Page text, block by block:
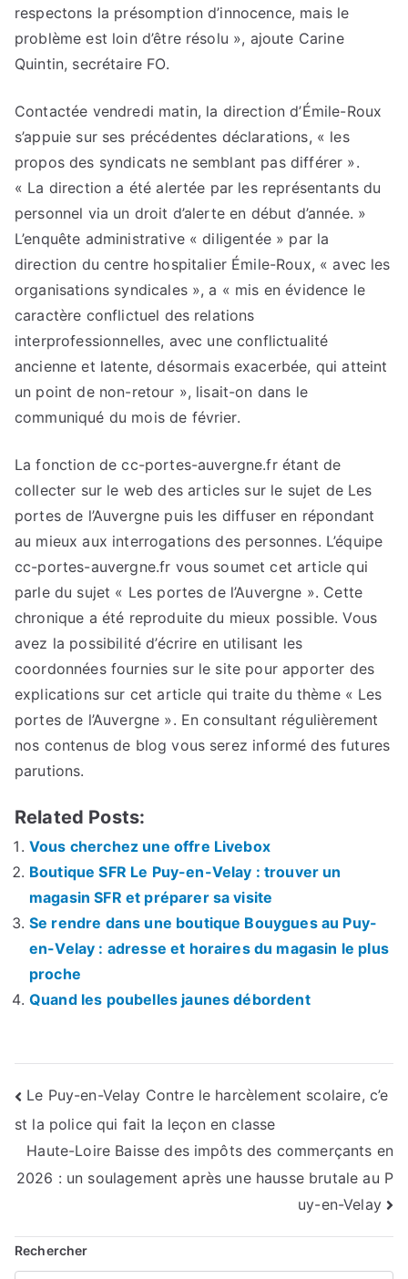
respectons la présomption d’innocence, mais le
problème est loin d’être résolu », ajoute Carine
Quintin, secrétaire FO.
Contactée vendredi matin, la direction d’Émile-Roux
s’appuie sur ses précédentes déclarations, « les
propos des syndicats ne semblant pas différer ».
« La direction a été alertée par les représentants du
personnel via un droit d’alerte en début d’année. »
L’enquête administrative « diligentée » par la
direction du centre hospitalier Émile-Roux, « avec les
organisations syndicales », a « mis en évidence le
caractère conflictuel des relations
interprofessionnelles, avec une conflictualité
ancienne et latente, désormais exacerbée, qui atteint
un point de non-retour », lisait-on dans le
communiqué du mois de février.
La fonction de cc-portes-auvergne.fr étant de
collecter sur le web des articles sur le sujet de Les
portes de l’Auvergne puis les diffuser en répondant
au mieux aux interrogations des personnes. L’équipe
cc-portes-auvergne.fr vous soumet cet article qui
parle du sujet « Les portes de l’Auvergne ». Cette
chronique a été reproduite du mieux possible. Vous
avez la possibilité d’écrire en utilisant les
coordonnées fournies sur le site pour apporter des
explications sur cet article qui traite du thème « Les
portes de l’Auvergne ». En consultant régulièrement
nos contenus de blog vous serez informé des futures
parutions.
Related Posts:
Vous cherchez une offre Livebox
Boutique SFR Le Puy-en-Velay : trouver un
magasin SFR et préparer sa visite
Se rendre dans une boutique Bouygues au Puy-
en-Velay : adresse et horaires du magasin le plus
proche
Quand les poubelles jaunes débordent
Navigation
de
l’article
Le Puy-en-Velay Contre le harcèlement scolaire, c’e
st la police qui fait la leçon en classe
Haute-Loire Baisse des impôts des commerçants en
2026 : un soulagement après une hausse brutale au P
uy-en-Velay
Rechercher